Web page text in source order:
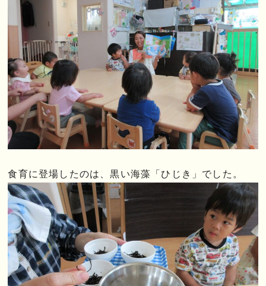
食育に登場したのは、黒い海藻「ひじき」でした。